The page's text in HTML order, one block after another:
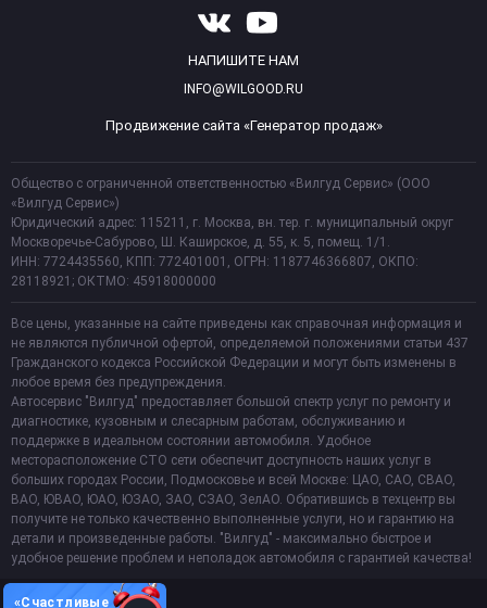
НАПИШИТЕ НАМ
INFO@WILGOOD.RU
Продвижение сайта «Генератор продаж»
Общество с ограниченной ответственностью «Вилгуд Сервис» (ООО
«Вилгуд Сервис»)
Юридический адрес: 115211, г. Москва, вн. тер. г. муниципальный округ
Москворечье-Сабурово, Ш. Каширское, д. 55, к. 5, помещ. 1/1.
ИНН: 7724435560, КПП: 772401001, ОГРН: 1187746366807, ОКПО:
28118921; ОКТМО: 45918000000
Все цены, указанные на сайте приведены как справочная информация и
не являются публичной офертой, определяемой положениями статьи 437
Гражданского кодекса Российской Федерации и могут быть изменены в
любое время без предупреждения.
Автосервис "Вилгуд" предоставляет большой спектр услуг по ремонту и
диагностике, кузовным и слесарным работам, обслуживанию и
поддержке в идеальном состоянии автомобиля. Удобное
месторасположение СТО сети обеспечит доступность наших услуг в
больших городах России, Подмосковье и всей Москве: ЦАО, САО, СВАО,
ВАО, ЮВАО, ЮАО, ЮЗАО, ЗАО, СЗАО, ЗелАО. Обратившись в техцентр вы
получите не только качественно выполненные услуги, но и гарантию на
детали и произведенные работы. "Вилгуд" - максимально быстрое и
удобное решение проблем и неполадок автомобиля с гарантией качества!
«Счастливые